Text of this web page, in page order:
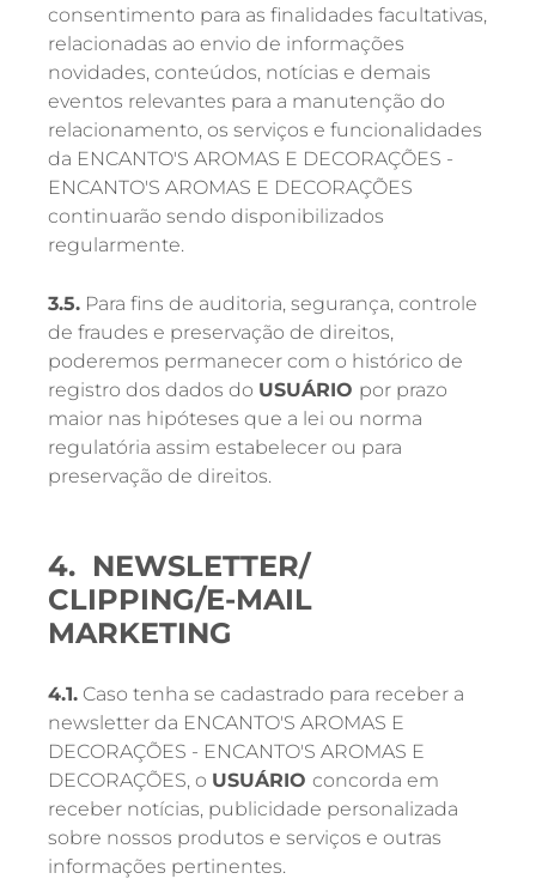
consentimento para as finalidades facultativas,
relacionadas ao envio de informações
novidades, conteúdos, notícias e demais
eventos relevantes para a manutenção do
relacionamento, os serviços e funcionalidades
da ENCANTO'S AROMAS E DECORAÇÕES -
ENCANTO'S AROMAS E DECORAÇÕES
continuarão sendo disponibilizados
regularmente.
3.5. Para fins de auditoria, segurança, controle
de fraudes e preservação de direitos,
poderemos permanecer com o histórico de
registro dos dados do USUÁRIO por prazo
maior nas hipóteses que a lei ou norma
regulatória assim estabelecer ou para
preservação de direitos.
4. NEWSLETTER/
CLIPPING/E-MAIL
MARKETING
4.1. Caso tenha se cadastrado para receber a
newsletter da ENCANTO'S AROMAS E
DECORAÇÕES - ENCANTO'S AROMAS E
DECORAÇÕES, o USUÁRIO concorda em
receber notícias, publicidade personalizada
sobre nossos produtos e serviços e outras
informações pertinentes.